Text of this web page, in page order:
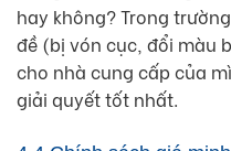
hay không? Trong
đề (bị vón cục, đổi màu
cho nhà cung cấp của
giải quyết tốt nhất.